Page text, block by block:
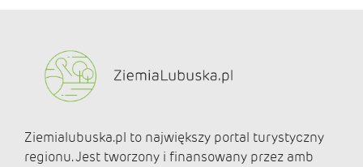
Ziemialubuska.pl to największy portal turystyczny
regionu. Jest tworzony i finansowany przez amb